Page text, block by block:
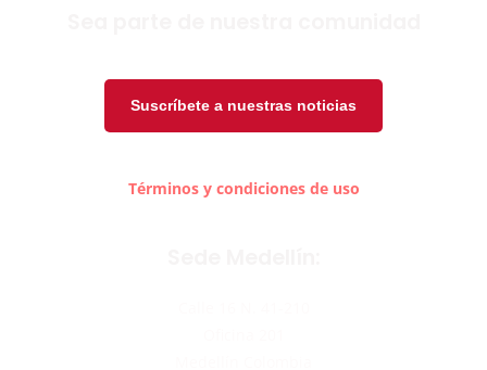
Suscríbete a nuestras noticias
Términos y condiciones de uso